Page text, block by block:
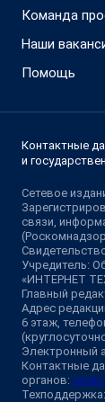
Команда
Наши
Помощь
Контактные
и
Сетевое
связи,
Учредитель:
«ИНТЕРНЕТ
Главный
Адрес
6 этаж,
Электронный
Контактные
органов:
Техподдержка: